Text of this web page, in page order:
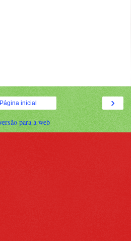
›
Página inicial
para a web